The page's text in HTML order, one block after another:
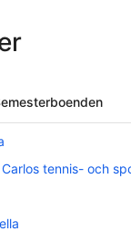
tennis- och